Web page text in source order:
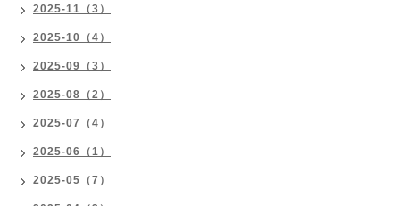
2025-11（3）
2025-10（4）
2025-09（3）
2025-08（2）
2025-07（4）
2025-06（1）
2025-05（7）